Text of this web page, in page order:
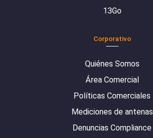
13Go
Corporativo
Quiénes Somos
Área Comercial
Políticas Comerciales
Mediciones de antenas
Denuncias Compliance